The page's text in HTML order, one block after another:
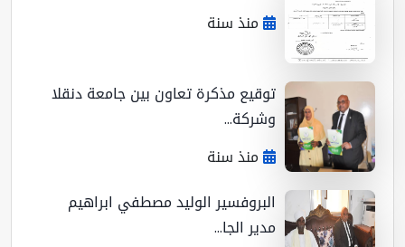
منذ سنة
توقيع مذكرة تعاون بين جامعة دنقلا
وشركة...
منذ سنة
البروفسير الوليد مصطفي ابراهيم
مدير الجا...